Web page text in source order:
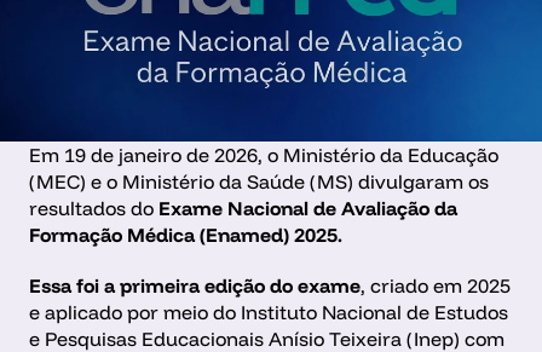
Em 19 de janeiro de 2026, o Ministério da Educação
(MEC) e o Ministério da Saúde (MS) divulgaram os
resultados do Exame Nacional de Avaliação da
Formação Médica (Enamed) 2025.
Essa foi a primeira edição do exame, criado em 2025
e aplicado por meio do Instituto Nacional de Estudos
e Pesquisas Educacionais Anísio Teixeira (Inep) com